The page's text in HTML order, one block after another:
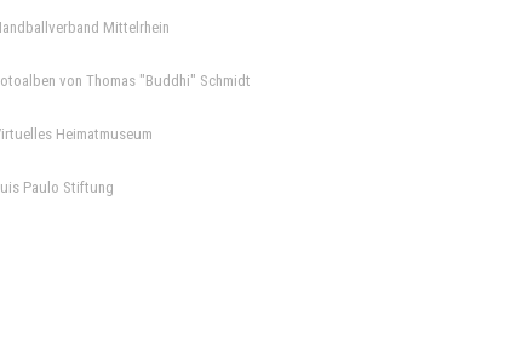
Mittelrhein
von Thomas "Buddhi" Schmidt
Heimatmuseum
Paulo Stiftung